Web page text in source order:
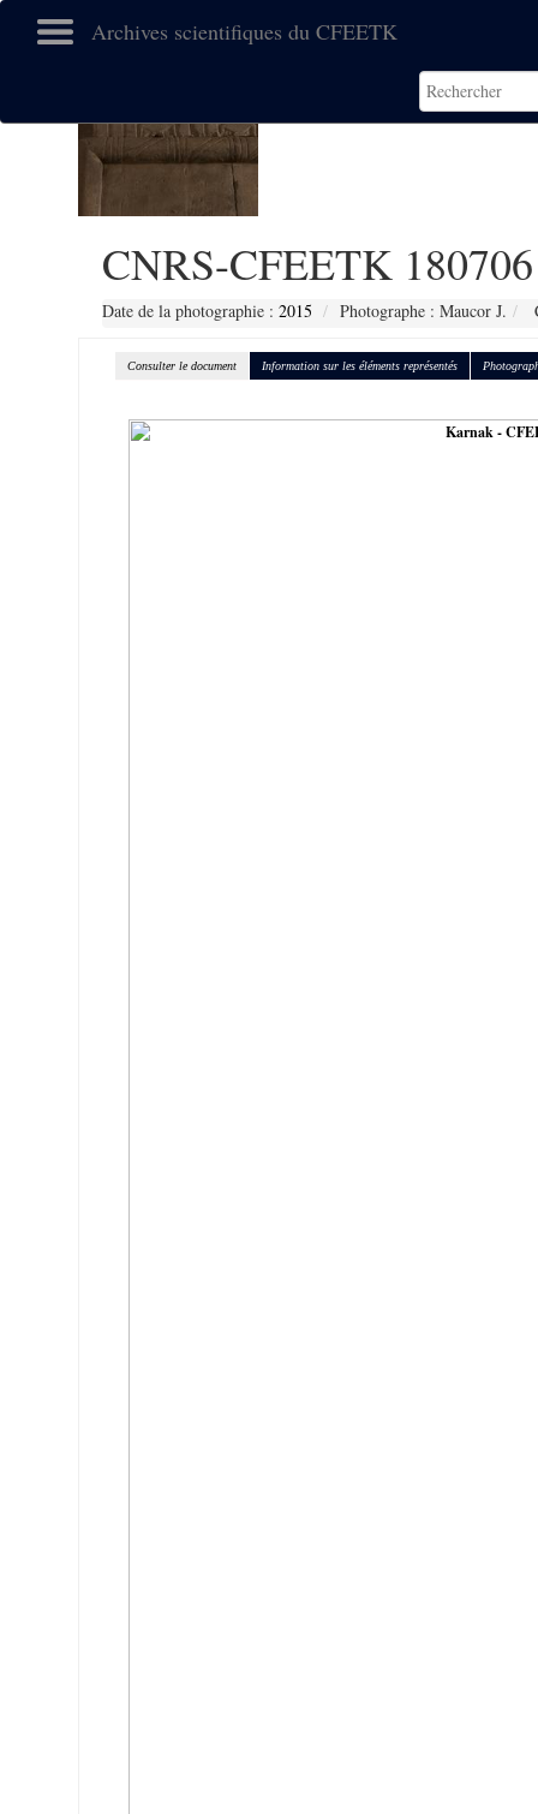
Archives scientifiques du CFEETK
CNRS-CFEETK 180706
Date de la photographie : 2015 Photographe : Maucor J.
Consulter le document Information sur les éléments représentés